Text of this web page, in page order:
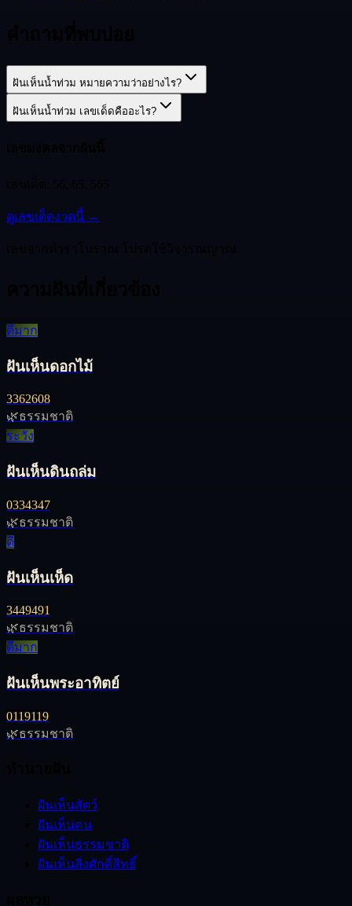
ฝันเห็นน้ำท่วม หมายความว่าอย่างไร?
ฝันเห็นน้ำท่วม เลขเด็ดคืออะไร?
ดูเลขเด็ดงวดนี้ →
ดีมาก
ฝันเห็นดอกไม้
3362608
🌿ธรรมชาติ
ระวัง
ฝันเห็นดินถล่ม
0334347
🌿ธรรมชาติ
ดี
ฝันเห็นเห็ด
3449491
🌿ธรรมชาติ
ดีมาก
ฝันเห็นพระอาทิตย์
0119119
🌿ธรรมชาติ
ฝันเห็นสัตว์
ฝันเห็นคน
ฝันเห็นธรรมชาติ
ฝันเห็นสิ่งศักดิ์สิทธิ์